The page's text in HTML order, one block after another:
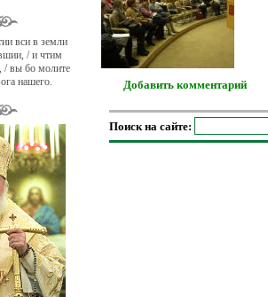
вси в земли
/ и чтим
/ вы бо молите
нашего.
Добавить комментарий
Поиск на сайте: